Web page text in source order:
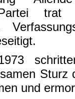
Partei
Sturz
und